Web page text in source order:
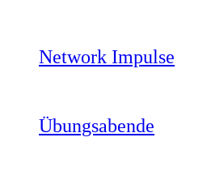
Network Impulse
Übungsabende